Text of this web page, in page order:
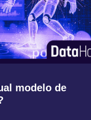
modelo de